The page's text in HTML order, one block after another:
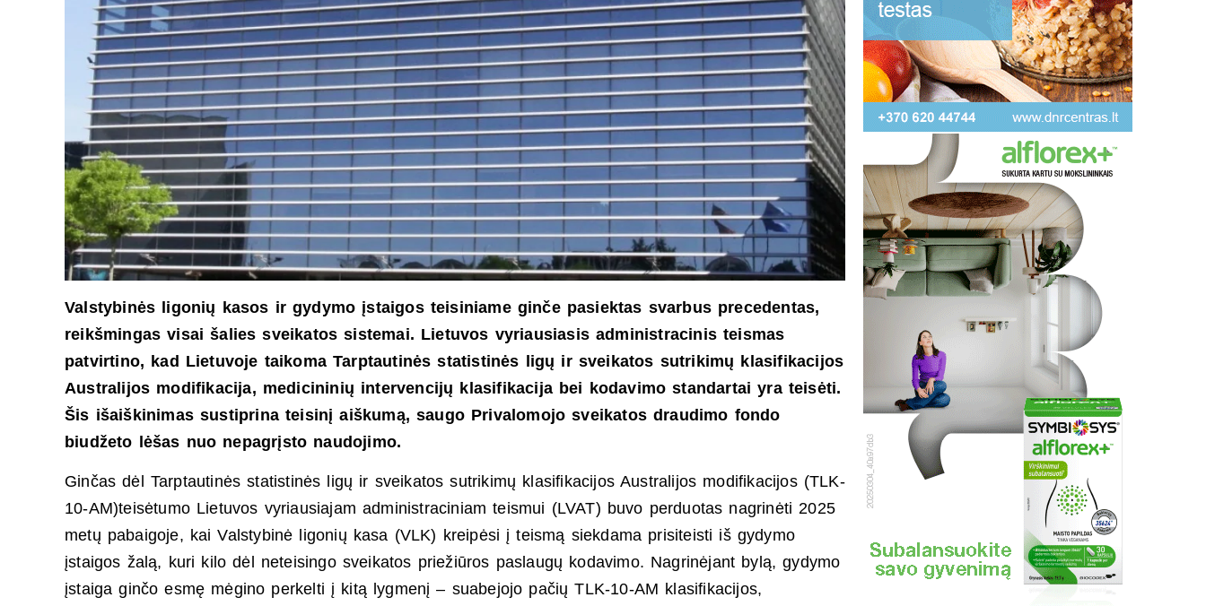
Valstybinės ligonių kasos ir gydymo įstaigos teisiniame ginče pasiektas svarbus precedentas,
reikšmingas visai šalies sveikatos sistemai. Lietuvos vyriausiasis administracinis teismas
patvirtino, kad Lietuvoje taikoma Tarptautinės statistinės ligų ir sveikatos sutrikimų klasifikacijos
Australijos modifikacija, medicininių intervencijų klasifikacija bei kodavimo standartai yra teisėti.
Šis išaiškinimas sustiprina teisinį aiškumą, saugo Privalomojo sveikatos draudimo fondo
biudžeto lėšas nuo nepagrįsto naudojimo.
Ginčas dėl Tarptautinės statistinės ligų ir sveikatos sutrikimų klasifikacijos Australijos modifikacijos (TLK-
10-AM)teisėtumo Lietuvos vyriausiajam administraciniam teismui (LVAT) buvo perduotas nagrinėti 2025
metų pabaigoje, kai Valstybinė ligonių kasa (VLK) kreipėsi į teismą siekdama prisiteisti iš gydymo
įstaigos žalą, kuri kilo dėl neteisingo sveikatos priežiūros paslaugų kodavimo. Nagrinėjant bylą, gydymo
įstaiga ginčo esmę mėgino perkelti į kitą lygmenį – suabejojo pačių TLK-10-AM klasifikacijos,